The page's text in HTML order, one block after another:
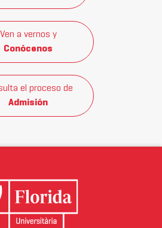
Ven a vernos y
Conócenos
el proceso de
Admisión